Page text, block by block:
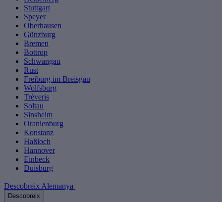
Stuttgart
Speyer
Oberhausen
Günzburg
Bremen
Bottrop
Schwangau
Rust
Freiburg im Breisgau
Wolfsburg
Trèveris
Soltau
Sinsheim
Oranienburg
Konstanz
Haßloch
Hannover
Einbeck
Duisburg
Descobreix Alemanya
Descobreix